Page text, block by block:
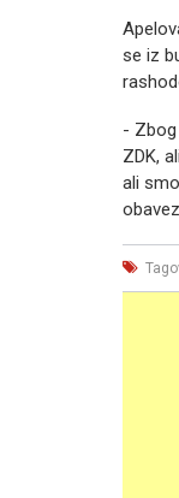
se iz
-
ZDK,
ali